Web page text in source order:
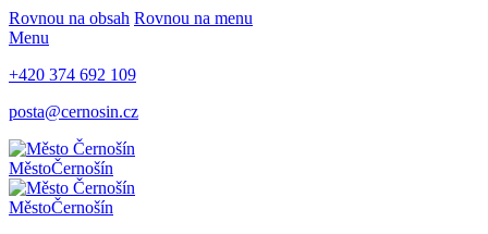
Rovnou na obsah Rovnou na menu
Menu
+420 374 692 109
posta@cernosin.cz
MěstoČernošín
MěstoČernošín